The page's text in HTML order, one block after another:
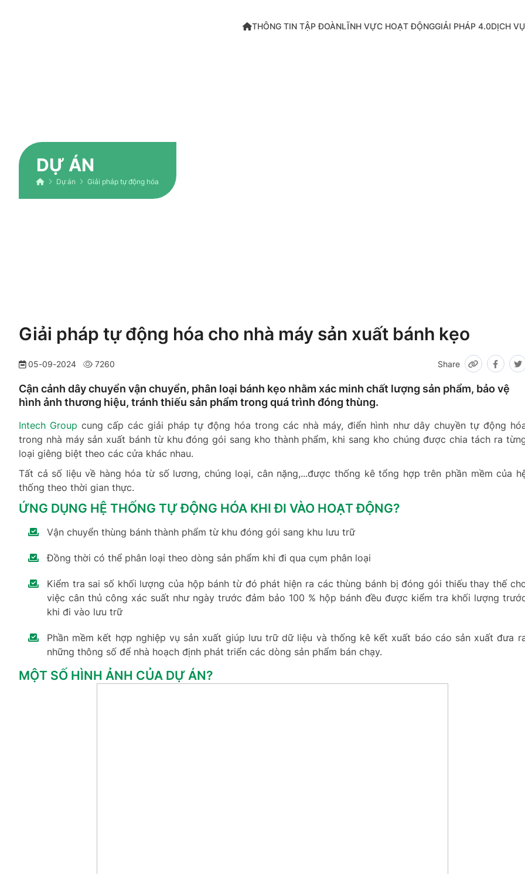
THÔNG TIN TẬP ĐOÀNLĨNH VỰC HOẠT ĐỘNGGIẢI PHÁP 4.0DỊCH VỤ
DỰ ÁN
Dự án Giải pháp tự động hóa
Giải pháp tự động hóa cho nhà máy sản xuất bánh kẹo
05-09-2024 7260 Share
Cận cảnh dây chuyển vận chuyển, phân loại bánh kẹo nhằm xác minh chất lượng sản phẩm, bảo vệ
hình ảnh thương hiệu, tránh thiếu sản phẩm trong quá trình đóng thùng.
Intech Group cung cấp các giải pháp tự động hóa trong các nhà máy, điển hình như dây chuyền tự động
trong nhà máy sản xuất bánh từ khu đóng gói sang kho thành phẩm, khi sang kho chúng được chia tách ra
loại giêng biệt theo các cửa khác nhau.
Tất cả số liệu về hàng hóa từ số lương, chúng loại, cân nặng,...được thống kê tổng hợp trên phần mềm của
thống theo thời gian thực.
ỨNG DỤNG HỆ THỐNG TỰ ĐỘNG HÓA KHI ĐI VÀO HOẠT ĐỘNG?
Vận chuyển thùng bánh thành phẩm từ khu đóng gói sang khu lưu trữ
Đồng thời có thể phân loại theo dòng sản phẩm khi đi qua cụm phân loại
Kiểm tra sai số khối lượng của hộp bánh từ đó phát hiện ra các thùng bánh bị đóng gói thiếu thay thế
việc cân thủ công xác suất như ngày trước đảm bảo 100 % hộp bánh đều được kiểm tra khối lượng
khi đi vào lưu trữ
Phần mềm kết hợp nghiệp vụ sản xuất giúp lưu trữ dữ liệu và thống kê kết xuất báo cáo sản xuất đưa
những thông số để nhà hoạch định phát triển các dòng sản phẩm bán chạy.
MỘT SỐ HÌNH ẢNH CỦA DỰ ÁN?